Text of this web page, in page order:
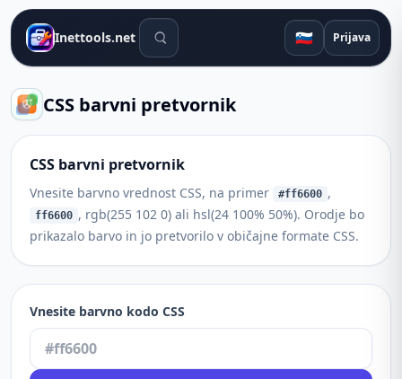
Inettools.net Orodja za iskanje 🇸🇮 Prijava
CSS barvni pretvornik
CSS barvni pretvornik
Vnesite barvno vrednost CSS, na primer #ff6600 ,
ff6600 , rgb(255 102 0) ali hsl(24 100% 50%). Orodje bo
prikazalo barvo in jo pretvorilo v običajne formate CSS.
Vnesite barvno kodo CSS